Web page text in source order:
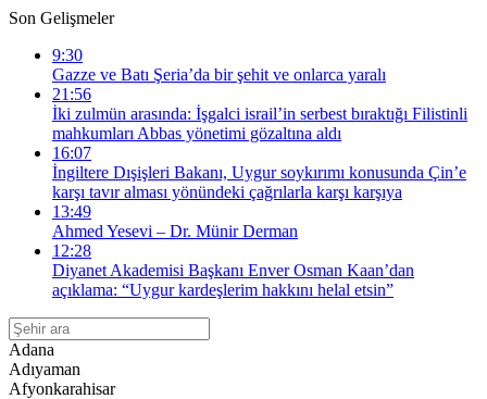
Son Gelişmeler
9:30
Gazze ve Batı Şeria’da bir şehit ve onlarca yaralı
21:56
İki zulmün arasında: İşgalci israil’in serbest bıraktığı Filistinli
mahkumları Abbas yönetimi gözaltına aldı
16:07
İngiltere Dışişleri Bakanı, Uygur soykırımı konusunda Çin’e
karşı tavır alması yönündeki çağrılarla karşı karşıya
13:49
Ahmed Yesevi – Dr. Münir Derman
12:28
Diyanet Akademisi Başkanı Enver Osman Kaan’dan
açıklama: “Uygur kardeşlerim hakkını helal etsin”
Adana
Adıyaman
Afyonkarahisar